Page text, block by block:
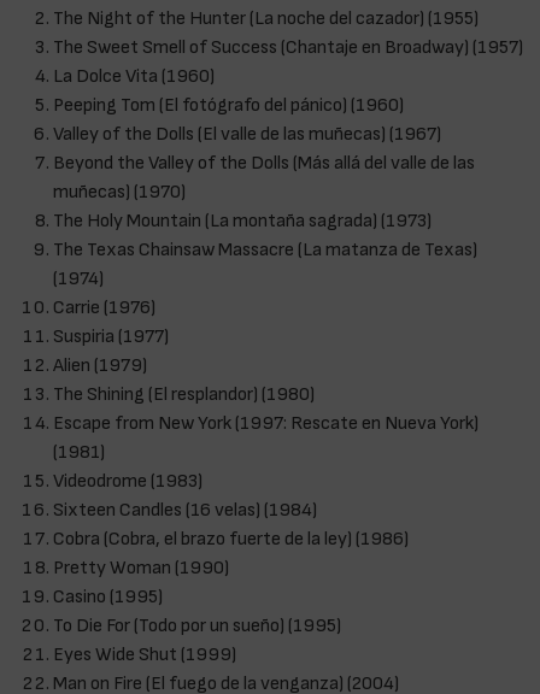
The Night of the Hunter (La noche del cazador) (1955)
The Sweet Smell of Success (Chantaje en Broadway) (1957)
La Dolce Vita (1960)
Peeping Tom (El fotógrafo del pánico) (1960)
Valley of the Dolls (El valle de las muñecas) (1967)
Beyond the Valley of the Dolls (Más allá del valle de las
muñecas) (1970)
The Holy Mountain (La montaña sagrada) (1973)
The Texas Chainsaw Massacre (La matanza de Texas)
(1974)
Carrie (1976)
Suspiria (1977)
Alien (1979)
The Shining (El resplandor) (1980)
Escape from New York (1997: Rescate en Nueva York)
(1981)
Videodrome (1983)
Sixteen Candles (16 velas) (1984)
Cobra (Cobra, el brazo fuerte de la ley) (1986)
Pretty Woman (1990)
Casino (1995)
To Die For (Todo por un sueño) (1995)
Eyes Wide Shut (1999)
Man on Fire (El fuego de la venganza) (2004)